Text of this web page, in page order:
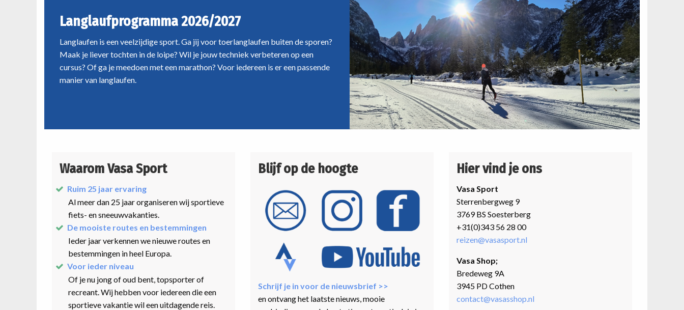
Langlaufprogramma 2026/2027
Langlaufen is een veelzijdige sport. Ga jij voor toerlanglaufen buiten de sporen?
Maak je liever tochten in de loipe? Wil je jouw techniek verbeteren op een
cursus? Of ga je meedoen met een marathon? Voor iedereen is er een passende
manier van langlaufen.
Waarom Vasa Sport
Ruim 25 jaar ervaring
Al meer dan 25 jaar organiseren wij sportieve
fiets- en sneeuwvakanties.
De mooiste routes en bestemmingen
Ieder jaar verkennen we nieuwe routes en
bestemmingen in heel Europa.
Voor ieder niveau
Of je nu jong of oud bent, topsporter of
recreant. Wij hebben voor iedereen die een
sportieve vakantie wil een uitdagende reis.
Blijf op de hoogte
Schrijf je in voor de nieuwsbrief >>
en ontvang het laatste nieuws, mooie
Hier vind je ons
Vasa Sport
Sterrenbergweg 9
3769 BS Soesterberg
+31(0)343 56 28 00
reizen@vasasport.nl
Vasa Shop;
Bredeweg 9A
3945 PD Cothen
contact@vasasshop.nl